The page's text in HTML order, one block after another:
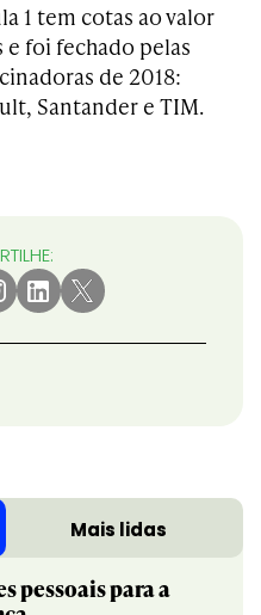
1 tem cotas ao valor
e foi fechado pelas
de 2018:
Santander e TIM.
Mais lidas
pessoais para a